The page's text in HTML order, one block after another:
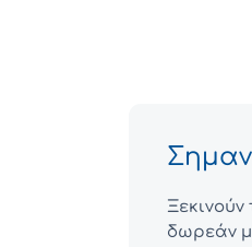
Ξεκινούν
δωρεάν